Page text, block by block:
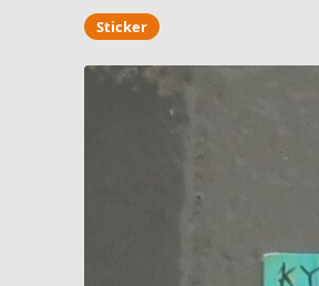
Sticker